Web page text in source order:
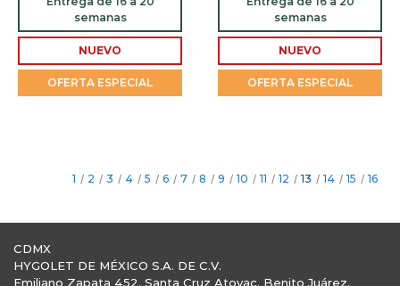
semanas
NUEVO
OFERTA ESPECIAL
semanas
NUEVO
OFERTA ESPECIAL
1 / 2 / 3 / 4 / 5 / 6 / 7 / 8 / 9 / 10 / 11 / 12 / 13 / 14 / 15 / 16
CDMX
HYGOLET DE MÉXICO S.A. DE C.V.
Emiliano Zapata 452, Santa Cruz Atoyac, Benito Juárez,